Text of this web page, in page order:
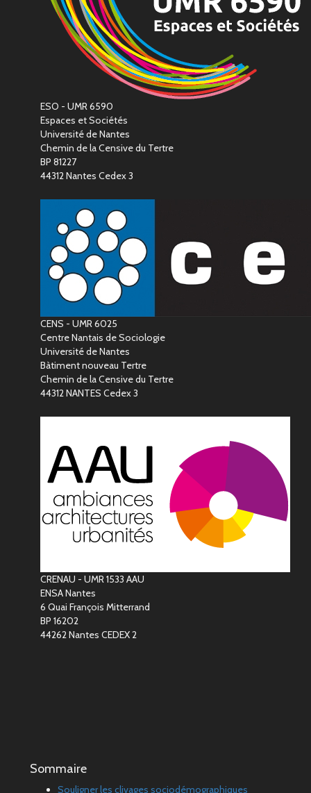
ESO - UMR 6590
Espaces et Sociétés
Université de Nantes
Chemin de la Censive du Tertre
BP 81227
44312 Nantes Cedex 3
CENS - UMR 6025
Centre Nantais de Sociologie
Université de Nantes
Bàtiment nouveau Tertre
Chemin de la Censive du Tertre
44312 NANTES Cedex 3
CRENAU - UMR 1533 AAU
ENSA Nantes
6 Quai François Mitterrand
BP 16202
44262 Nantes CEDEX 2
Sommaire
Souligner les clivages sociodémographiques